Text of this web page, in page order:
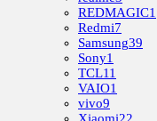
REDMAGIC1
Redmi7
Samsung39
Sony1
TCL11
VAIO1
vivo9